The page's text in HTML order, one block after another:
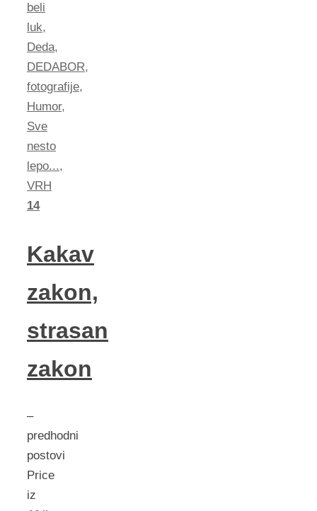
beli
luk,
Deda,
DEDABOR,
fotografije,
Humor,
Sve
nesto
lepo...,
VRH
14
Kakav
zakon,
strasan
zakon
–
predhodni
postovi
Price
iz